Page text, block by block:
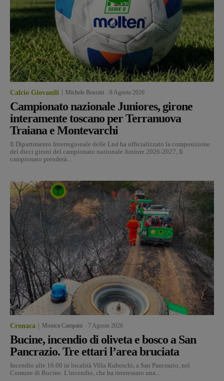
Calcio Giovanili Michele Bossini 8 Agosto 2026
Campionato nazionale Juniores, girone
interamente toscano per Terranuova
Traiana e Montevarchi
Il Dipartimento Interregionale delle Lnd ha ufficializzato la composizione
dei dieci gironi del campionato nazionale Juniore 2026-2027, Il
campionato prenderà...
Cronaca Monica Campani 7 Agosto 2026
Bucine, incendio di oliveta e bosco a San
Pancrazio. Tre ettari l’area bruciata
Incendio alle 16.00 in località Villa Rubeschi, a San Pancrazio, nel
Comune di Bucine. L'incendio, che ha interessato una...